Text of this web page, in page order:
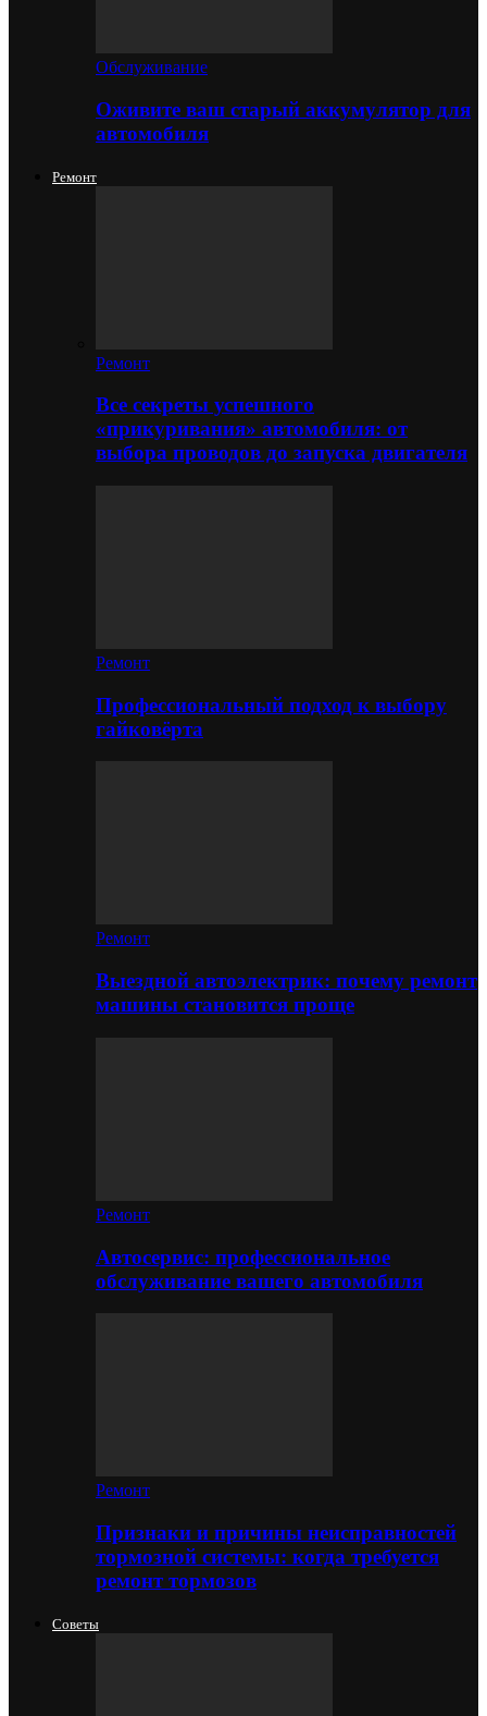
Обслуживание
Оживите ваш старый аккумулятор для
автомобиля
Ремонт
Ремонт
Все секреты успешного
«прикуривания» автомобиля: от
выбора проводов до запуска двигателя
Ремонт
Профессиональный подход к выбору
гайковёрта
Ремонт
Выездной автоэлектрик: почему ремонт
машины становится проще
Ремонт
Автосервис: профессиональное
обслуживание вашего автомобиля
Ремонт
Признаки и причины неисправностей
тормозной системы: когда требуется
ремонт тормозов
Советы